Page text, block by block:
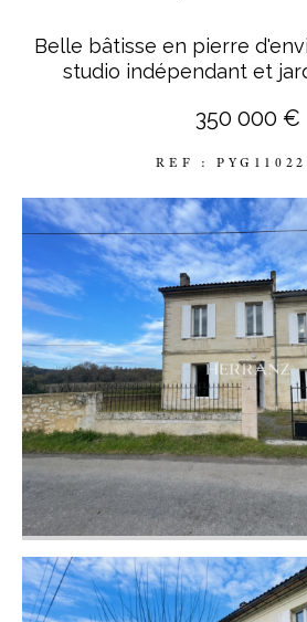
Belle bâtisse en pierre
studio indépendant et
350 000 €
REF :